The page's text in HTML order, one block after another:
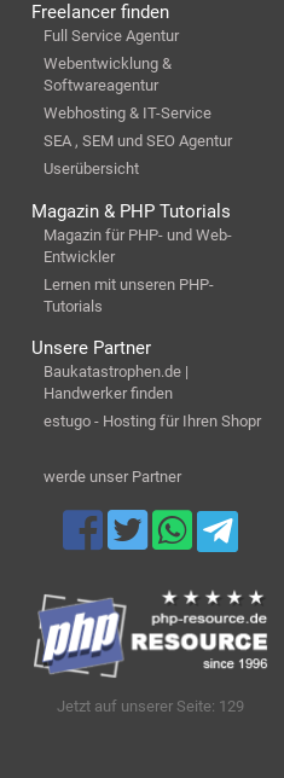
Freelancer finden
Full Service Agentur
Webentwicklung &
Softwareagentur
Webhosting & IT-Service
SEA , SEM und SEO Agentur
Userübersicht
Magazin & PHP Tutorials
Magazin für PHP- und Web-
Entwickler
Lernen mit unseren PHP-
Tutorials
Unsere Partner
Baukatastrophen.de |
Handwerker finden
estugo - Hosting für Ihren Shopr
werde unser Partner
Jetzt auf unserer Seite: 129